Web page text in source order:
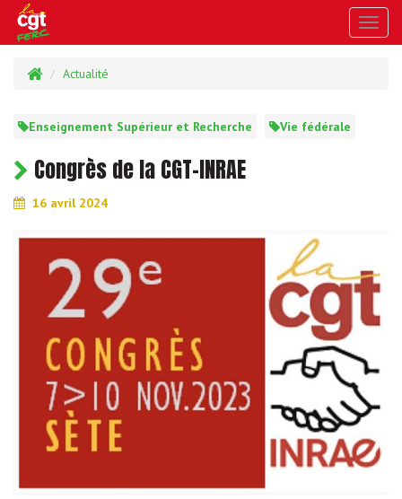
Actualité
Enseignement Supérieur et Recherche Vie fédérale
Congrès de la CGT-INRAE
16 avril 2024